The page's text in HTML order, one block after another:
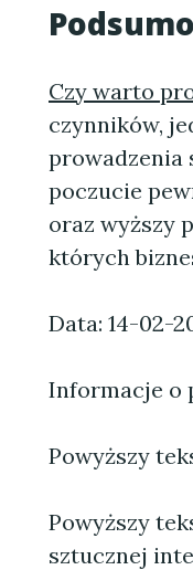
Czy warto
czynników,
prowadzenia
poczucie
oraz wyższy
których
Data: 14-02-
Informacje o
Powyższy
Powyższy
sztucznej